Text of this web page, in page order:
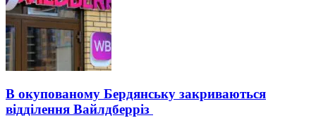
В окупованому Бердянську закриваються
відділення Вайлдберріз